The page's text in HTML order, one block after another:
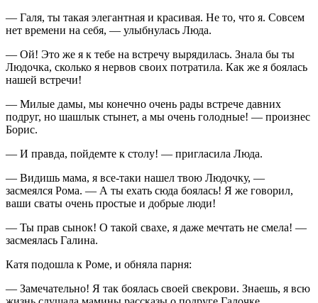
— Галя, ты такая элегантная и красивая. Не то, что я. Совсем
нет времени на себя, — улыбнулась Люда.
— Ой! Это же я к тебе на встречу вырядилась. Знала бы ты
Людочка, сколько я нервов своих потратила. Как же я боялась
нашей встречи!
— Милые дамы, мы конечно очень рады встрече давних
подруг, но шашлык стынет, а мы очень голодные! — произнес
Борис.
— И правда, пойдемте к столу! — пригласила Люда.
— Видишь мама, я все-таки нашел твою Людочку, —
засмеялся Рома. — А ты ехать сюда боялась! Я же говорил,
ваши сваты очень простые и добрые люди!
— Ты прав сынок! О такой свахе, я даже мечтать не смела! —
засмеялась Галина.
Катя подошла к Роме, и обняла парня:
— Замечательно! Я так боялась своей свекрови. Знаешь, я всю